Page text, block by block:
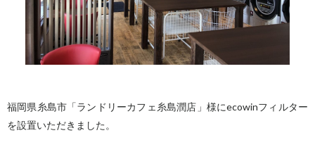
福岡県糸島市「ランドリーカフェ糸島潤店」様にecowinフィルター
を設置いただきました。